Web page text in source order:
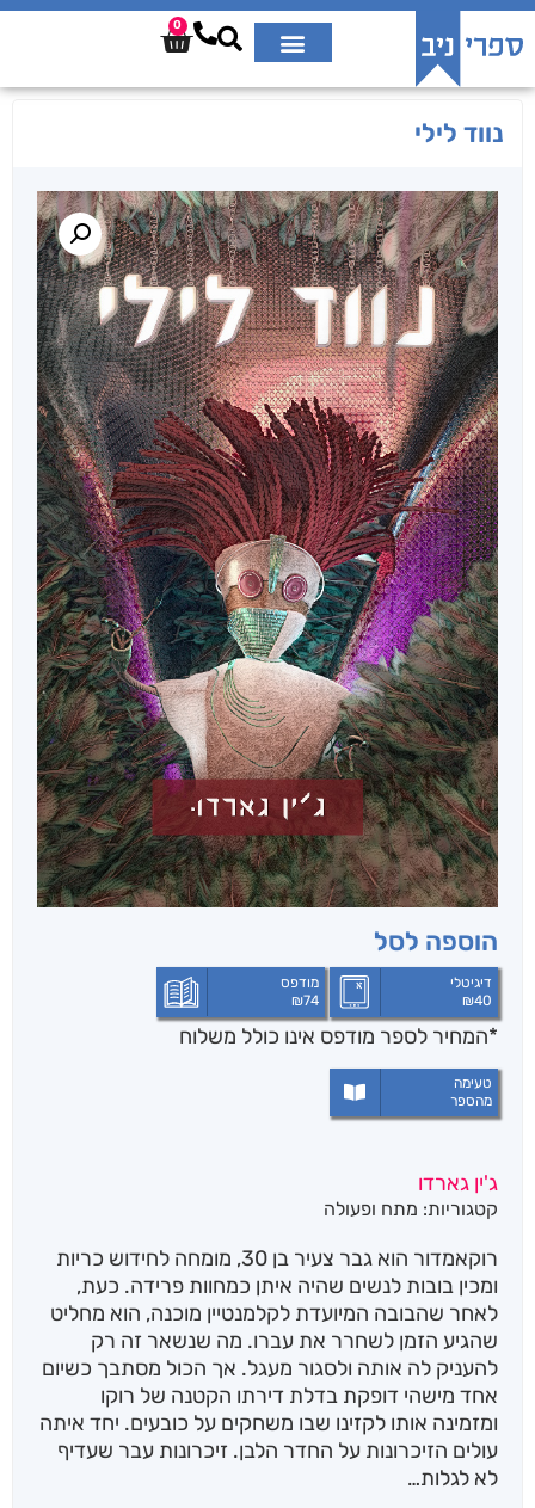
0
נווד לילי
הוספה לסל
דיגיטלי
₪40
מודפס
₪74
*המחיר לספר מודפס אינו כולל משלוח
טעימה
מהספר
ג'ין גארדו
קטגוריות: מתח ופעולה
רוקאמדור הוא גבר צעיר בן 30, מומחה לחידוש כריות
ומכין בובות לנשים שהיה איתן כמחוות פרידה. כעת,
לאחר שהבובה המיועדת לקלמנטיין מוכנה, הוא מחליט
שהגיע הזמן לשחרר את עברו. מה שנשאר זה רק
להעניק לה אותה ולסגור מעגל. אך הכול מסתבך כשיום
אחד מישהי דופקת בדלת דירתו הקטנה של רוקו
ומזמינה אותו לקזינו שבו משחקים על כובעים. יחד איתה
עולים הזיכרונות על החדר הלבן. זיכרונות עבר שעדיף
לא לגלות…